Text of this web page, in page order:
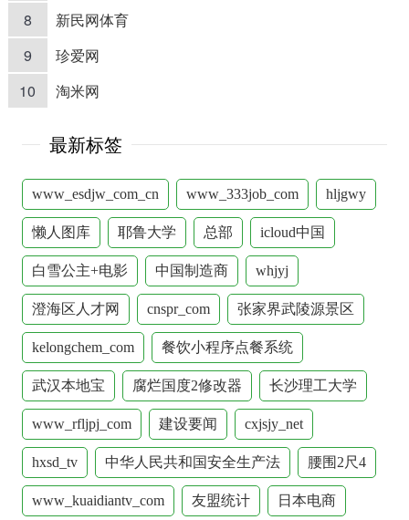
8
新民网体育
9
珍爱网
10
淘米网
最新标签
www_esdjw_com_cn www_333job_com hljgwy
懒人图库 耶鲁大学 总部 icloud中国
白雪公主+电影 中国制造商 whjyj
澄海区人才网 cnspr_com 张家界武陵源景区
kelongchem_com 餐饮小程序点餐系统
武汉本地宝 腐烂国度2修改器 长沙理工大学
www_rfljpj_com 建设要闻 cxjsjy_net
hxsd_tv 中华人民共和国安全生产法 腰围2尺4
www_kuaidiantv_com 友盟统计 日本电商